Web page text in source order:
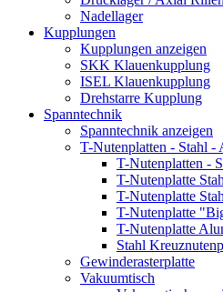
Nadellager
Kupplungen
Kupplungen anzeigen
SKK Klauenkupplung
ISEL Klauenkupplung
Drehstarre Kupplung
Spanntechnik
Spanntechnik anzeigen
T-Nutenplatten - Stahl -
T-Nutenplatten -
T-Nutenplatte
T-Nutenplatte
T-Nutenplatte
T-Nutenplatte
Stahl
Gewinderasterplatte
Vakuumtisch